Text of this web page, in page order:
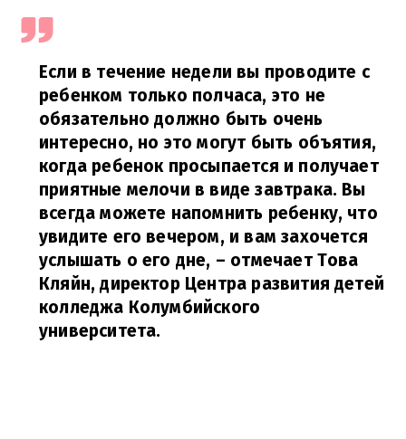
Если в течение недели вы проводите с
ребенком только полчаса, это не
обязательно должно быть очень
интересно, но это могут быть объятия,
когда ребенок просыпается и получает
приятные мелочи в виде завтрака. Вы
всегда можете напомнить ребенку, что
увидите его вечером, и вам захочется
услышать о его дне, – отмечает Това
Кляйн, директор Центра развития детей
колледжа Колумбийского
университета.